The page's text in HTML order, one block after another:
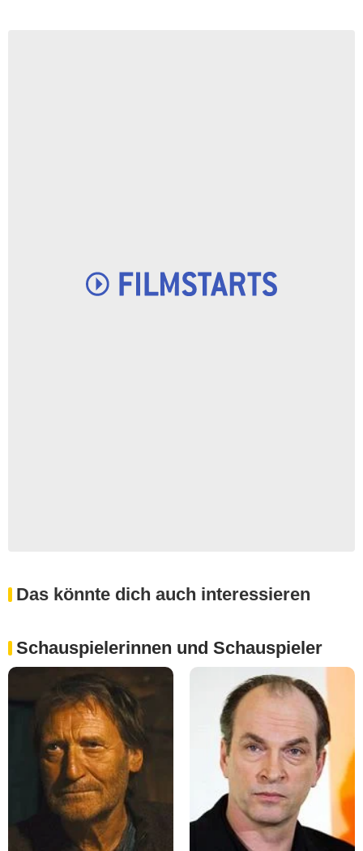
Das könnte dich auch interessieren
Schauspielerinnen und Schauspieler